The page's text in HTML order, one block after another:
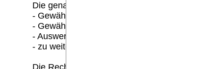
Die genannten Daten werden durch uns zu
- Gewährleistung eines reibungslosen
- Gewährleistung einer komfortablen Nutzung
- Auswertung der Systemsicherheit und -
- zu weiteren administrativen Zwecken.